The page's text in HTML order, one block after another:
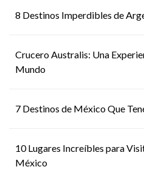
8 Destinos Imperdibles de
Crucero Australis: Una
Mundo
7 Destinos de México Que
10 Lugares Increíbles para
México